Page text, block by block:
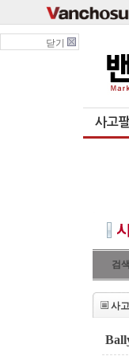
닫기
사고
검색
사